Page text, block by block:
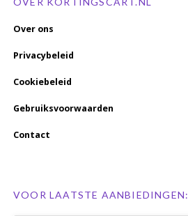
Over ons
Privacybeleid
Cookiebeleid
Gebruiksvoorwaarden
Contact
VOOR LAATSTE AANBIEDINGEN: